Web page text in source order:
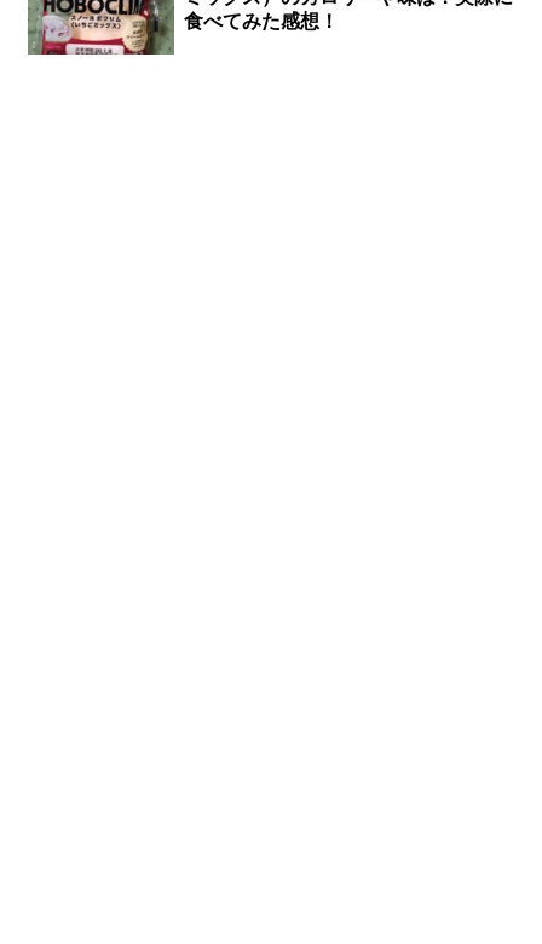
食べてみた感想！